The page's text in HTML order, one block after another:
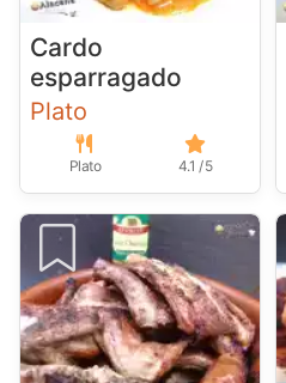
Cardo
esparragado
Plato
Plato 4.1 / 5